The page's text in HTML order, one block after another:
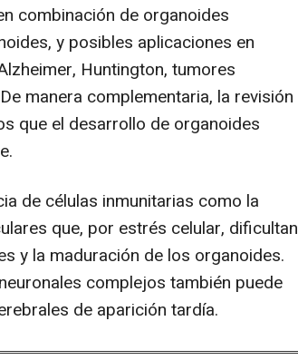
combinación de organoides
y posibles aplicaciones en
Huntington, tumores
manera complementaria, la revisión
que el desarrollo de organoides
de células inmunitarias como la
que, por estrés celular, dificultan
y la maduración de los organoides.
complejos también puede
de aparición tardía.